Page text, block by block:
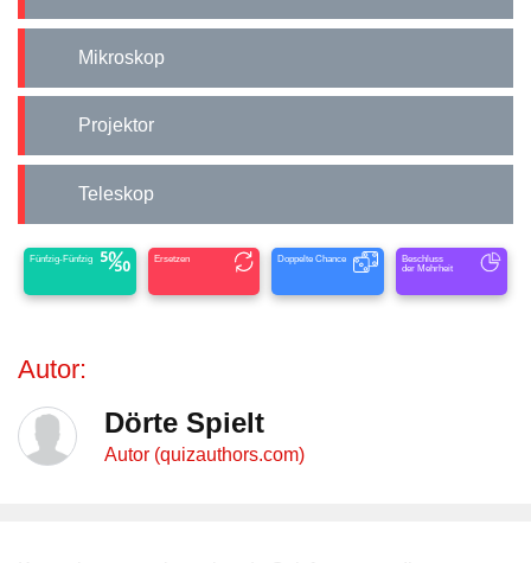
Mikroskop
Projektor
Teleskop
Fünfzig-Fünfzig Ersetzen Doppelte Chance
Beschluss
der Mehrheit
Autor:
Dörte Spielt
Autor (quizauthors.com)